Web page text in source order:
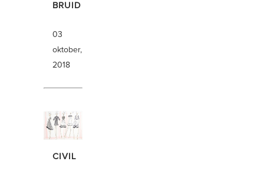
BRUID
03
oktober,
2018
CIVIL